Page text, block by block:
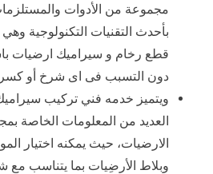
مجموعة من الأدوات
بأحدث التقنيات التكنولوجية
قطع رخام و سيراميك ارضيات
دون التسبب فى اى شرخ أو كسر
ويتميز خدمه فني تركيب
العديد من المعلومات الخاصة
الارضيات، حيث يمكنه اختيار
وبلاط الأرضِيات بما يتناسب مع